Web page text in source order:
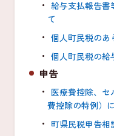
給与支払報告書
て
個人町民税のあ
個人町民税の給
申告
医療費控除、
費控除の特例）
町県民税申告相